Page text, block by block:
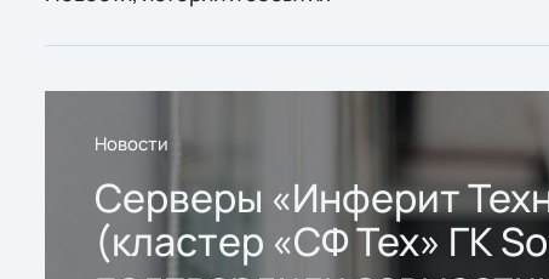
Новости
Серверы «Инферит
(кластер «СФ Тех» ГК